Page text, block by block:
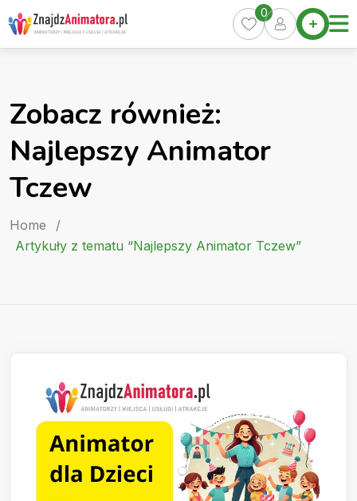
Skip
to
content
Home
Oferty
Kurs
0
Zobacz również:
Najlepszy Animator
Tczew
Home
/
Artykuły z tematu “Najlepszy Animator Tczew”